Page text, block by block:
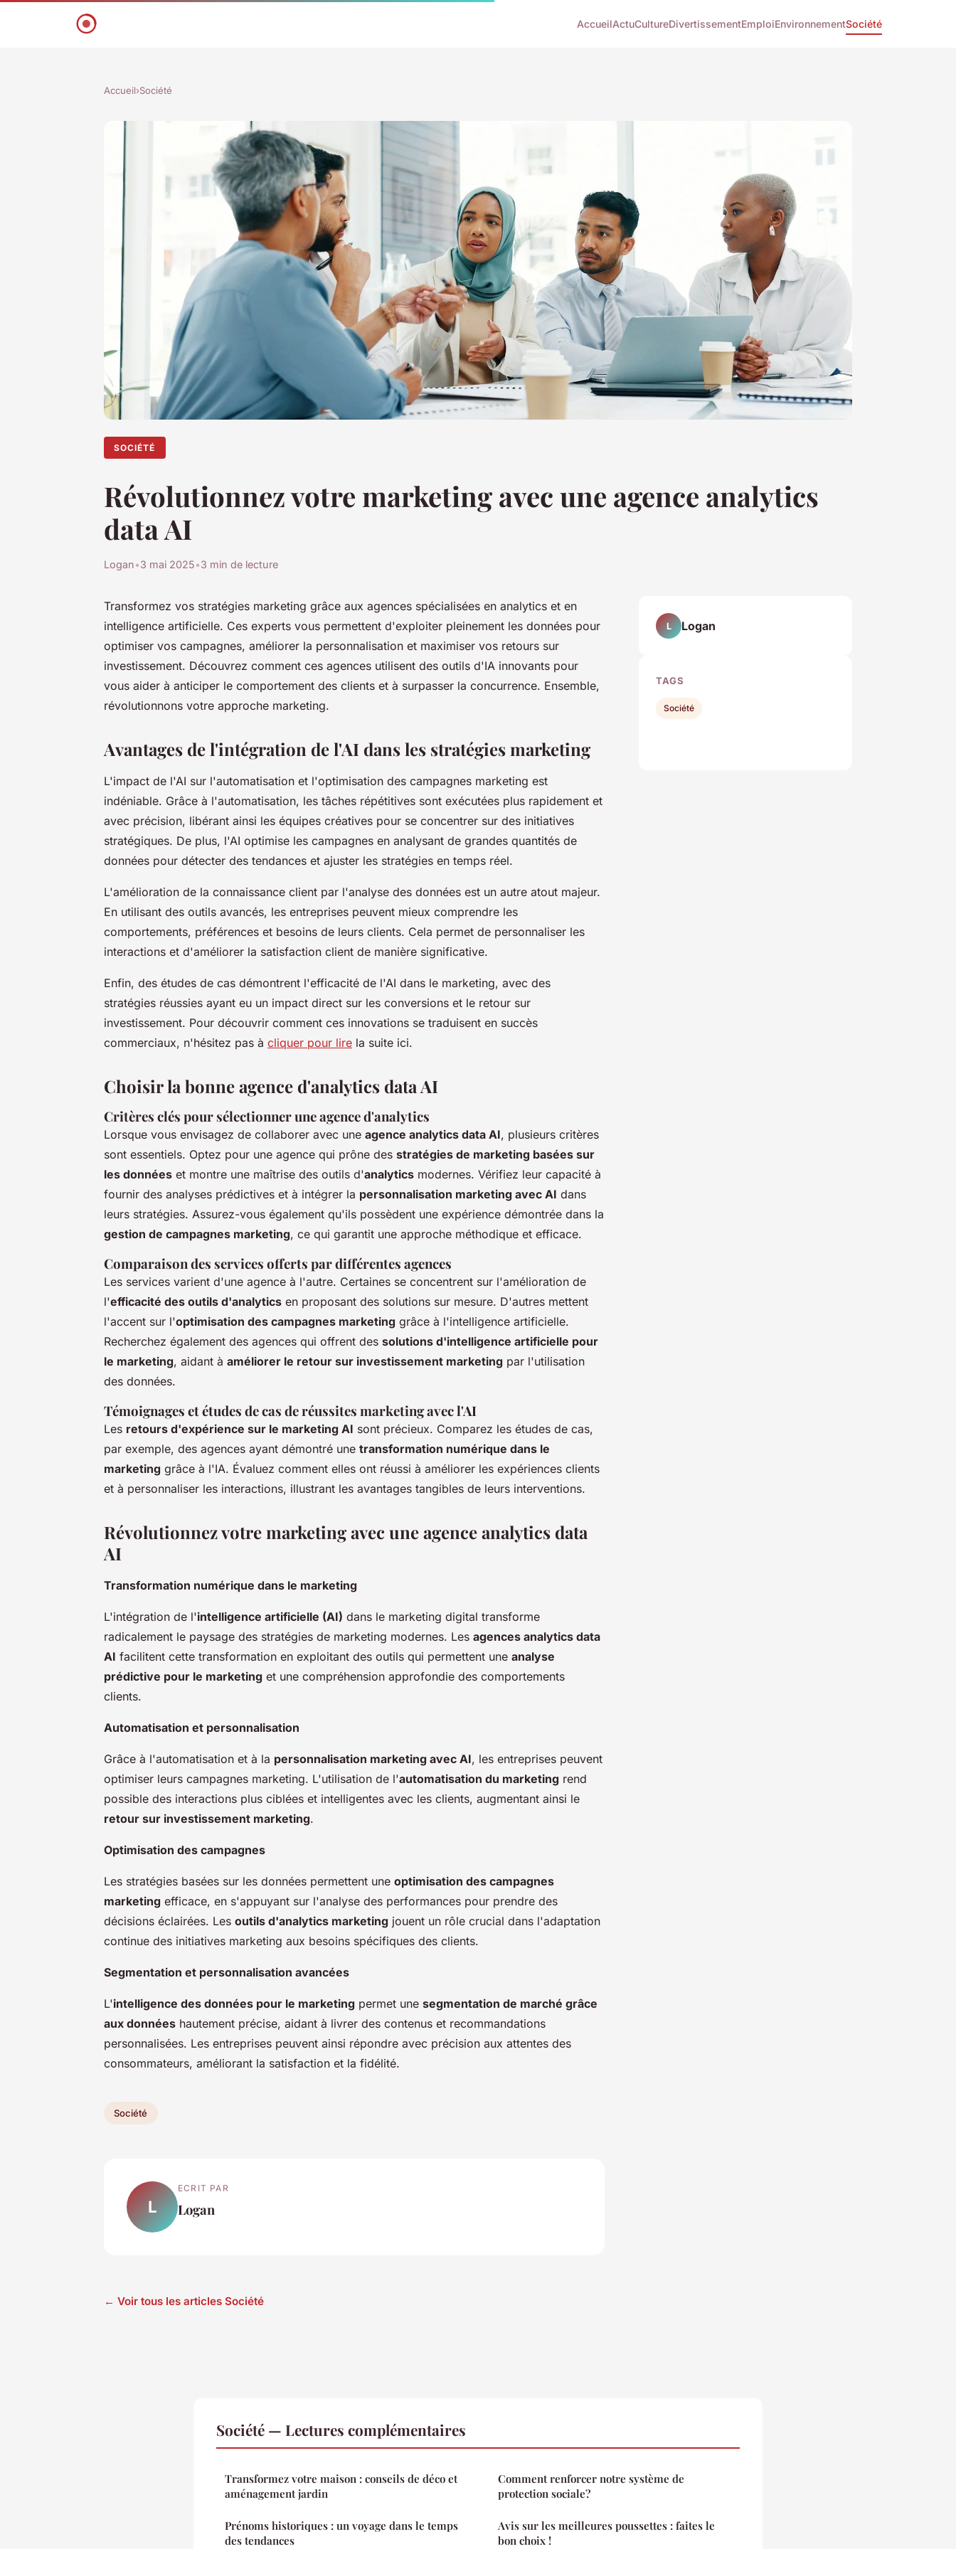
AccueilActuCultureDivertissementEmploiEnvironnementSociété
Accueil›Société
SOCIÉTÉ
Révolutionnez votre marketing avec une agence analytics
data AI
Logan•3 mai 2025•3 min de lecture
Transformez vos stratégies marketing grâce aux agences spécialisées en analytics et en
intelligence artificielle. Ces experts vous permettent d'exploiter pleinement les données pour
optimiser vos campagnes, améliorer la personnalisation et maximiser vos retours sur
investissement. Découvrez comment ces agences utilisent des outils d'IA innovants pour
vous aider à anticiper le comportement des clients et à surpasser la concurrence. Ensemble,
révolutionnons votre approche marketing.
Avantages de l'intégration de l'AI dans les stratégies marketing
L'impact de l'AI sur l'automatisation et l'optimisation des campagnes marketing est
indéniable. Grâce à l'automatisation, les tâches répétitives sont exécutées plus rapidement et
avec précision, libérant ainsi les équipes créatives pour se concentrer sur des initiatives
stratégiques. De plus, l'AI optimise les campagnes en analysant de grandes quantités de
données pour détecter des tendances et ajuster les stratégies en temps réel.
L'amélioration de la connaissance client par l'analyse des données est un autre atout majeur.
En utilisant des outils avancés, les entreprises peuvent mieux comprendre les
comportements, préférences et besoins de leurs clients. Cela permet de personnaliser les
interactions et d'améliorer la satisfaction client de manière significative.
Enfin, des études de cas démontrent l'efficacité de l'AI dans le marketing, avec des
stratégies réussies ayant eu un impact direct sur les conversions et le retour sur
investissement. Pour découvrir comment ces innovations se traduisent en succès
commerciaux, n'hésitez pas à cliquer pour lire la suite ici.
Choisir la bonne agence d'analytics data AI
Critères clés pour sélectionner une agence d'analytics
Lorsque vous envisagez de collaborer avec une agence analytics data AI, plusieurs critères
sont essentiels. Optez pour une agence qui prône des stratégies de marketing basées sur
les données et montre une maîtrise des outils d'analytics modernes. Vérifiez leur capacité à
fournir des analyses prédictives et à intégrer la personnalisation marketing avec AI dans
leurs stratégies. Assurez-vous également qu'ils possèdent une expérience démontrée dans la
gestion de campagnes marketing, ce qui garantit une approche méthodique et efficace.
Comparaison des services offerts par différentes agences
Les services varient d'une agence à l'autre. Certaines se concentrent sur l'amélioration de
l'efficacité des outils d'analytics en proposant des solutions sur mesure. D'autres mettent
l'accent sur l'optimisation des campagnes marketing grâce à l'intelligence artificielle.
Recherchez également des agences qui offrent des solutions d'intelligence artificielle pour
le marketing, aidant à améliorer le retour sur investissement marketing par l'utilisation
des données.
Témoignages et études de cas de réussites marketing avec l'AI
Les retours d'expérience sur le marketing AI sont précieux. Comparez les études de cas,
par exemple, des agences ayant démontré une transformation numérique dans le
marketing grâce à l'IA. Évaluez comment elles ont réussi à améliorer les expériences clients
et à personnaliser les interactions, illustrant les avantages tangibles de leurs interventions.
Révolutionnez votre marketing avec une agence analytics data
AI
Transformation numérique dans le marketing
L'intégration de l'intelligence artificielle (AI) dans le marketing digital transforme
radicalement le paysage des stratégies de marketing modernes. Les agences analytics data
AI facilitent cette transformation en exploitant des outils qui permettent une analyse
prédictive pour le marketing et une compréhension approfondie des comportements
clients.
Automatisation et personnalisation
Grâce à l'automatisation et à la personnalisation marketing avec AI, les entreprises peuvent
optimiser leurs campagnes marketing. L'utilisation de l'automatisation du marketing rend
possible des interactions plus ciblées et intelligentes avec les clients, augmentant ainsi le
retour sur investissement marketing.
Optimisation des campagnes
Les stratégies basées sur les données permettent une optimisation des campagnes
marketing efficace, en s'appuyant sur l'analyse des performances pour prendre des
décisions éclairées. Les outils d'analytics marketing jouent un rôle crucial dans l'adaptation
continue des initiatives marketing aux besoins spécifiques des clients.
Segmentation et personnalisation avancées
L'intelligence des données pour le marketing permet une segmentation de marché grâce
aux données hautement précise, aidant à livrer des contenus et recommandations
personnalisées. Les entreprises peuvent ainsi répondre avec précision aux attentes des
consommateurs, améliorant la satisfaction et la fidélité.
Société
L
ECRIT PAR
Logan
← Voir tous les articles Société
L Logan
TAGS
Société
Société — Lectures complémentaires
Transformez votre maison : conseils de déco et
aménagement jardin
Prénoms historiques : un voyage dans le temps
des tendances
Comment renforcer notre système de
protection sociale?
Avis sur les meilleures poussettes : faites le
bon choix !